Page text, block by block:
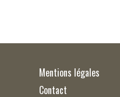
Mentions légales
Contact